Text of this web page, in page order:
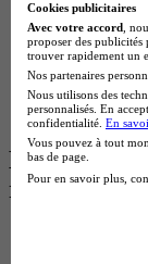
BTS
BAC Pro
BTS Sta en
BTS Iris en
BTS Tpl en
BTS Ati en
Les
recherchés
Cookies publicitaires
Avec votre accord ,
proposer des publicités
trouver rapidement un
Nos partenaires
Nous utilisons des
personnalisés. En
confidentialité. En
Vous pouvez à tout
bas de page.
Pour en savoir plus,